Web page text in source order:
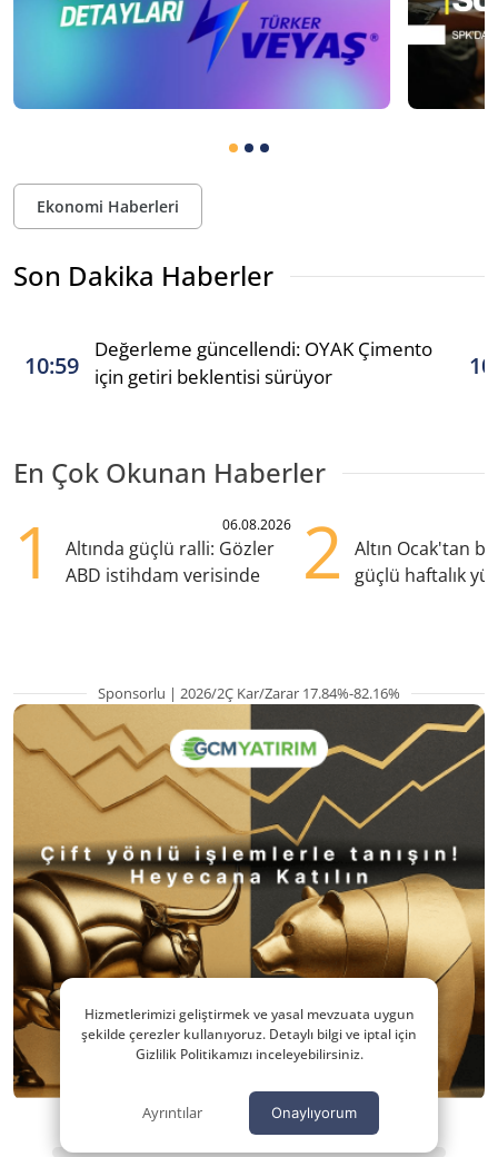
Ekonomi Haberleri
Son Dakika Haberler
10:59
Değerleme güncellendi: OYAK Çimento
için getiri beklentisi sürüyor
En Çok Okunan Haberler
1 06.08.2026
Altında güçlü ralli: Gözler
ABD istihdam verisinde
2
Altın Ocak'tan
güçlü haftalık
Sponsorlu | 2026/2Ç Kar/Zarar 17.84%-82.16%
Hizmetlerimizi geliştirmek ve yasal mevzuata uygun
şekilde çerezler kullanıyoruz. Detaylı bilgi ve iptal için
Gizlilik Politikamızı inceleyebilirsiniz.
Ayrıntılar Onaylıyorum